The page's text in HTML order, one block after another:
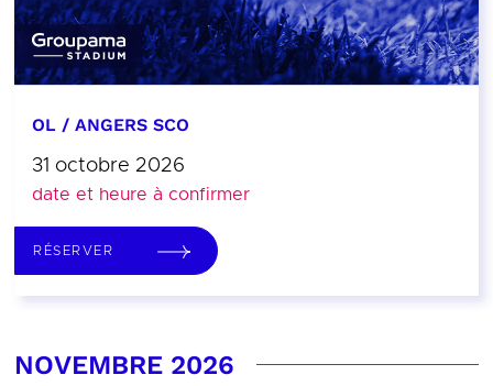
OL / ANGERS SCO
31 octobre 2026
date et heure à confirmer
RÉSERVER
NOVEMBRE 2026